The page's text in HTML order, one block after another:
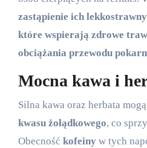
zastąpienie ich
które wspierają zdrowe
obciążania przewodu
Mocna kawa i
Silna kawa oraz herbata
kwasu żołądkowego, co
Obecność kofeinyw tych